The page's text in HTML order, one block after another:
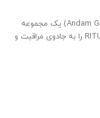
شرکت گروه بین‌المللی آندام (Andam Group International) یک مجموعه
نوآور است که برند لوکس RITUELS de la SULTANE را به جادوی مراقبت و